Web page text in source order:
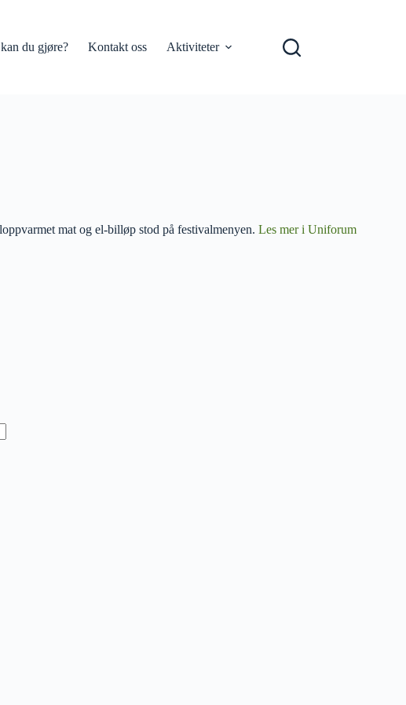
du gjøre? Kontakt oss Aktiviteter
mat og el-billøp stod på festivalmenyen. Les mer i Uniforum